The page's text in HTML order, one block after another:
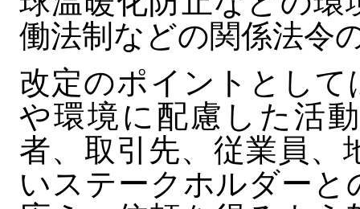
働法制などの関係法令
改定のポイントとして
や環境に配慮した活
者、取引先、従業員、
いステークホルダー